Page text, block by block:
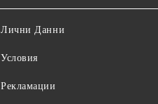
Лични Данни
Условия
Рекламации